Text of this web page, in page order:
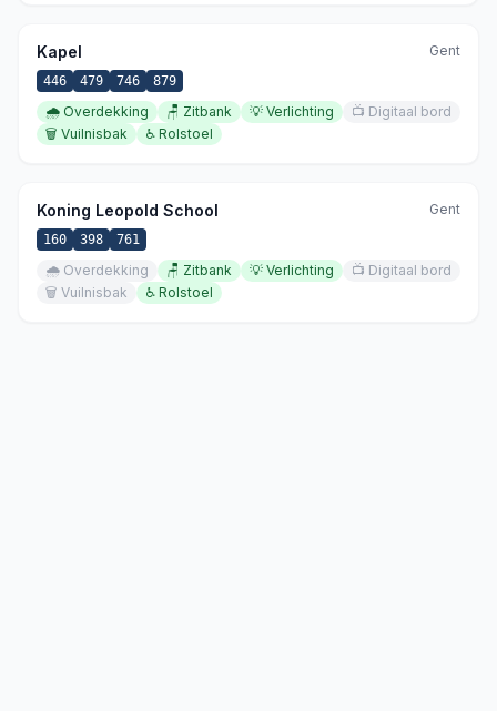
Kapel Gent
446 479 746 879
🌧️ Overdekking 🪑 Zitbank 💡 Verlichting 📺 Digitaal bord
🗑️ Vuilnisbak ♿ Rolstoel
Koning Leopold School Gent
160 398 761
🌧️ Overdekking 🪑 Zitbank 💡 Verlichting 📺 Digitaal bord
🗑️ Vuilnisbak ♿ Rolstoel